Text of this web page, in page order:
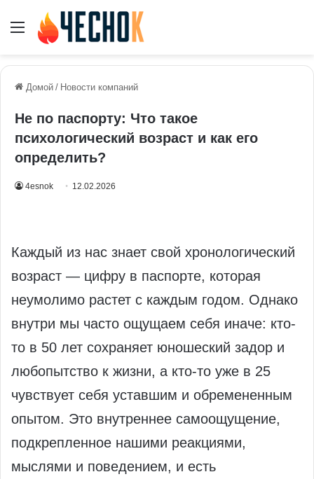
Меню
Домой / Новости компаний
Не по паспорту: Что такое
психологический возраст и как его
определить?
4esnok 12.02.2026
Каждый из нас знает свой хронологический
возраст — цифру в паспорте, которая
неумолимо растет с каждым годом. Однако
внутри мы часто ощущаем себя иначе: кто-
то в 50 лет сохраняет юношеский задор и
любопытство к жизни, а кто-то уже в 25
чувствует себя уставшим и обремененным
опытом. Это внутреннее самоощущение,
подкрепленное нашими реакциями,
мыслями и поведением, и есть